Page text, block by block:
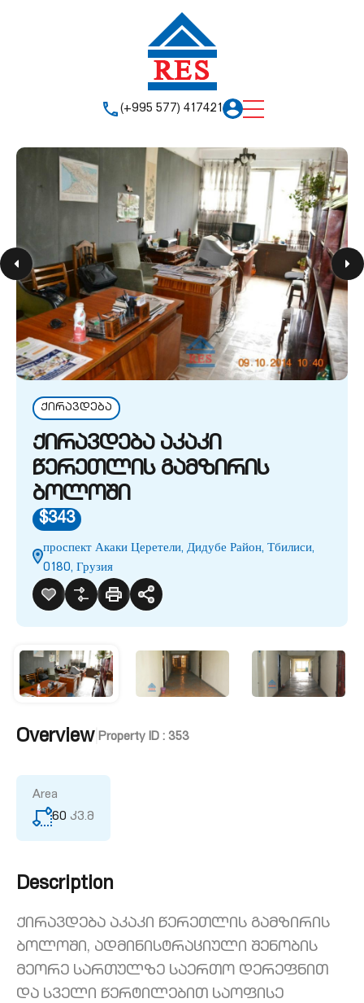
(+995 577) 417421
ქირავდება
ქირავდება აკაკი
წერეთლის გამზირის
ბოლოში
$343
проспект Акаки Церетели, Дидубе Район, Тбилиси,
0180, Грузия
Overview| Property ID : 353
Area
60 კვ.მ
Description
ქირავდება აკაკი წერეთლის გამზირის
ბოლოში, ადმინისტრაციული შენობის
მეორე სართულზე საერთო დერეფნით
და სველი წერტილებით საოფისე